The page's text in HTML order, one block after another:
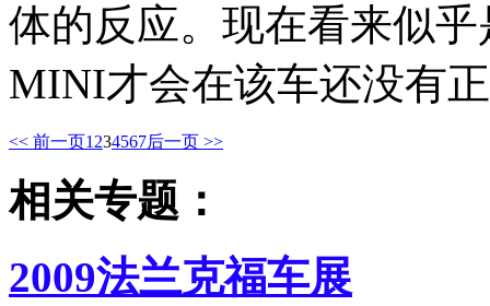
体的反应。现在看来似
MINI才会在该车还没有
<< 前一页1 234567后一页 >>
相关专题：
2009法兰克福车展